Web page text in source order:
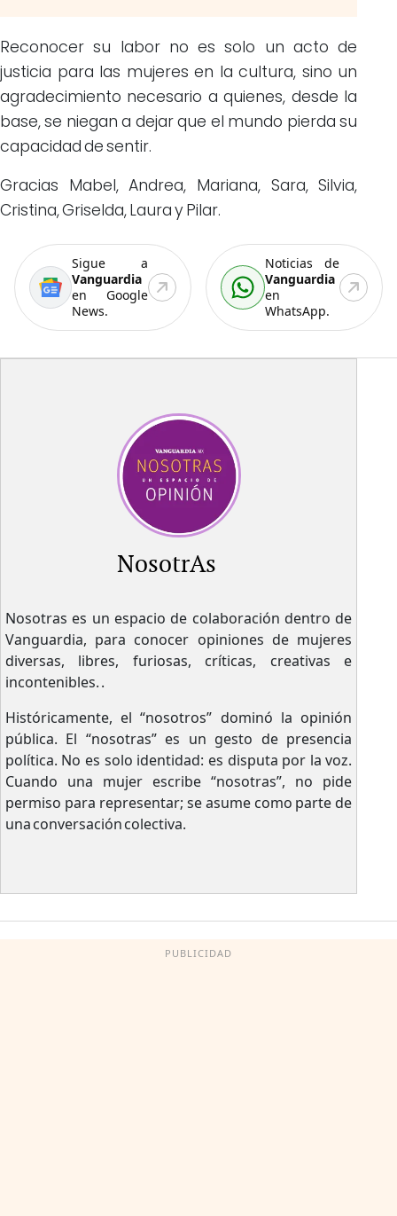
Reconocer su labor no es solo un acto de
justicia para las mujeres en la cultura, sino un
agradecimiento necesario a quienes, desde la
base, se niegan a dejar que el mundo pierda su
capacidad de sentir.
Gracias Mabel, Andrea, Mariana, Sara, Silvia,
Cristina, Griselda, Laura y Pilar.
Sigue a
Vanguardia
en Google
News.
Noticias de
Vanguardia
en
WhatsApp.
NosotrAs
Nosotras es un espacio de colaboración dentro de
Vanguardia, para conocer opiniones de mujeres
diversas, libres, furiosas, críticas, creativas e
incontenibles. .
Históricamente, el “nosotros” dominó la opinión
pública. El “nosotras” es un gesto de presencia
política. No es solo identidad: es disputa por la voz.
Cuando una mujer escribe “nosotras”, no pide
permiso para representar; se asume como parte de
una conversación colectiva.
PUBLICIDAD